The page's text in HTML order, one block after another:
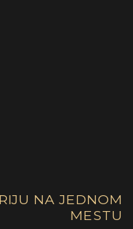
NA JEDNOM
MESTU